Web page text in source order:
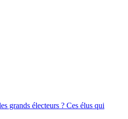
grands électeurs ? Ces élus qui